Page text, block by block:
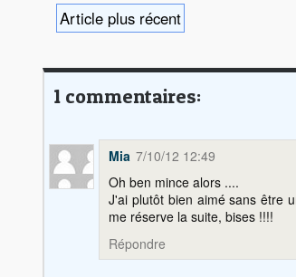
Article plus récent
1 commentaires:
Mia 7/10/12 12:49
Oh ben mince alors ....
J'ai plutôt bien aimé sans être
me réserve la suite, bises !!!!
Répondre